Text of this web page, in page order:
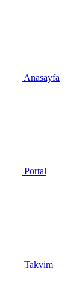
Anasayfa
Portal
Takvim